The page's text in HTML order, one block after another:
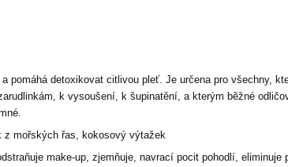
pomáhá detoxikovat citlivou pleť. Je určena pro všechny,
k vysoušení, k šupinatění, a kterým běžné
z mořských řas, kokosový výtažek
make-up, zjemňuje, navrací pocit pohodlí, eliminuje